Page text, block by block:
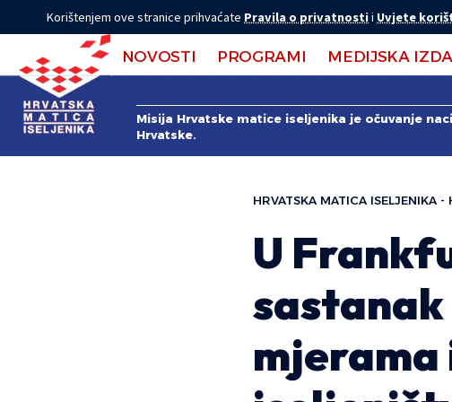
Korištenjem ove stranice prihvaćate Pravila o privatnostii Uvjete
NOVOSTI PROGRAMI MEDIJSKA
Misija Hrvatske matice iseljenika je očuvanje
Hrvatske.
HRVATSKA MATICA ISELJENIKA -
U
mjerama